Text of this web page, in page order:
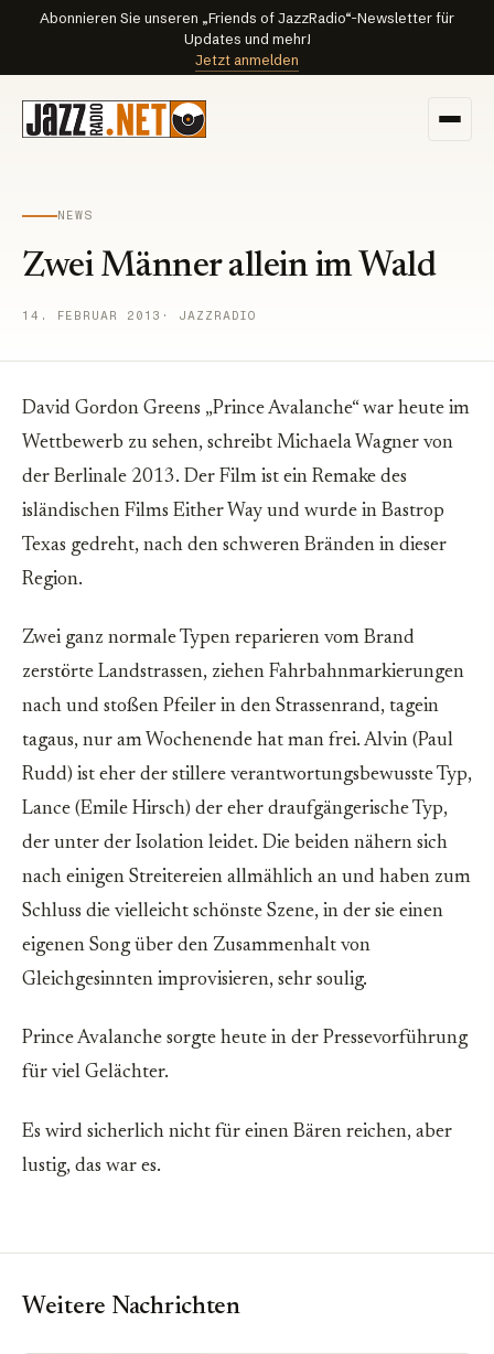
Abonnieren Sie unseren „Friends of JazzRadio“-Newsletter für
Updates und mehr!
Jetzt anmelden
NEWS
Zwei Männer allein im Wald
14. FEBRUAR 2013 · JAZZRADIO
David Gordon Greens „Prince Avalanche“ war heute im
Wettbewerb zu sehen, schreibt Michaela Wagner von
der Berlinale 2013. Der Film ist ein Remake des
isländischen Films Either Way und wurde in Bastrop
Texas gedreht, nach den schweren Bränden in dieser
Region.
Zwei ganz normale Typen reparieren vom Brand
zerstörte Landstrassen, ziehen Fahrbahnmarkierungen
nach und stoßen Pfeiler in den Strassenrand, tagein
tagaus, nur am Wochenende hat man frei. Alvin (Paul
Rudd) ist eher der stillere verantwortungsbewusste Typ,
Lance (Emile Hirsch) der eher draufgängerische Typ,
der unter der Isolation leidet. Die beiden nähern sich
nach einigen Streitereien allmählich an und haben zum
Schluss die vielleicht schönste Szene, in der sie einen
eigenen Song über den Zusammenhalt von
Gleichgesinnten improvisieren, sehr soulig.
Prince Avalanche sorgte heute in der Pressevorführung
für viel Gelächter.
Es wird sicherlich nicht für einen Bären reichen, aber
lustig, das war es.
Weitere Nachrichten